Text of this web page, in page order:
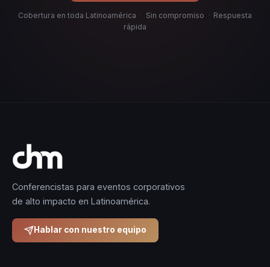
Cobertura en toda Latinoamérica · Sin compromiso · Respuesta
rápida
Conferencistas para eventos corporativos
de alto impacto en Latinoamérica.
Hablar con nuestro equipo